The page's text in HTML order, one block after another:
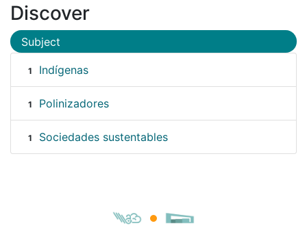
Discover
Subject
1 Indígenas
1 Polinizadores
1 Sociedades sustentables